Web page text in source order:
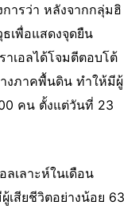
การว่า หลังจากกลุ่มฮิ
เพื่อแสดงจุดยืน
เอลได้โจมตีตอบโต้
งภาคพื้นดิน ทำให้มีผู้
คน ตั้งแต่วันที่ 23
เลาะห์ในเดือน
เสียชีวิตอย่างน้อย 63